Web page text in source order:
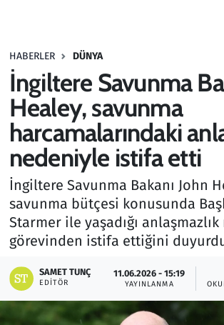
HABERLER DÜNYA
İngiltere Savunma
Healey, savunma
harcamalarındaki
nedeniyle istifa etti
İngiltere Savunma Bakanı John
savunma bütçesi konusunda
Starmer ile yaşadığı
görevinden istifa ettiğini
SAMET TUNÇ
EDITÖR
11.06.2026 - 15:19
YAYINLANMA
Haber
Kültür Sanat
Kurumsal Haberler
Lezzet Durağı
Memur ve Kamu
Otomobil
Oyun
Ramazan